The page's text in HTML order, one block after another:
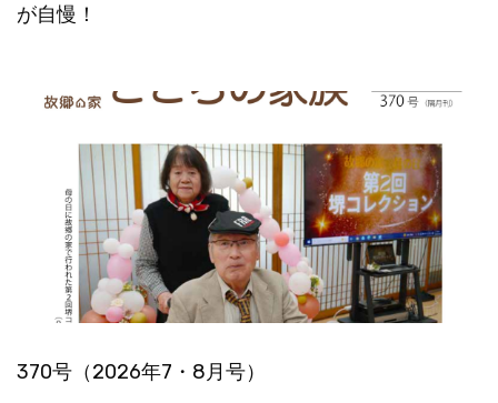
が自慢！
370号（2026年7・8月号）